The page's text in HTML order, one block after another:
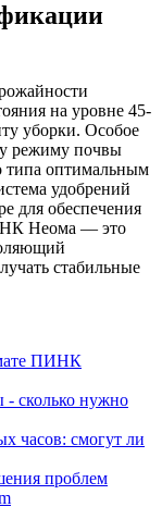
на уровне 45-
уборки. Особое
режиму почвы
типа оптимальным
удобрений
для обеспечения
НК Неома — это
стабильные
ПИНК
- сколько нужно
часов: смогут ли
проблем